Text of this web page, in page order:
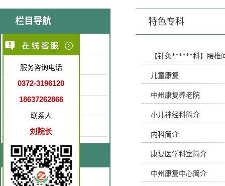
特色专科
【针灸******科】腰椎
儿童康复
中州康复养老院
小儿神经科简介
内科简介
康复医学科室简介
中州康复中心简介
栏目导航
医院简介
医疗环境
特色医疗
康复园地
联系我们
联系人：刘院长
服务咨询电话
0372-3196120
18637262866
联系人
刘院长